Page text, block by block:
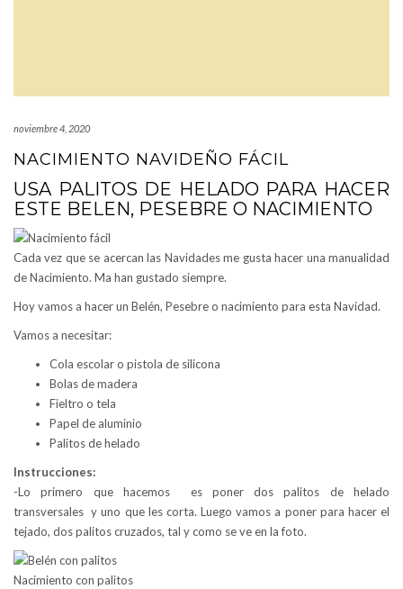
noviembre 4, 2020
NACIMIENTO NAVIDEÑO FÁCIL
USA PALITOS DE HELADO PARA HACER
ESTE BELEN, PESEBRE O NACIMIENTO
Cada vez que se acercan las Navidades me gusta hacer una manualidad
de Nacimiento. Ma han gustado siempre.
Hoy vamos a hacer un Belén, Pesebre o nacimiento para esta Navidad.
Vamos a necesitar:
Cola escolar o pistola de silicona
Bolas de madera
Fieltro o tela
Papel de aluminio
Palitos de helado
Instrucciones:
-Lo primero que hacemos es poner dos palitos de helado
transversales y uno que les corta. Luego vamos a poner para hacer el
tejado, dos palitos cruzados, tal y como se ve en la foto.
Nacimiento con palitos